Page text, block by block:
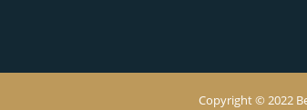
Copyright © 2022